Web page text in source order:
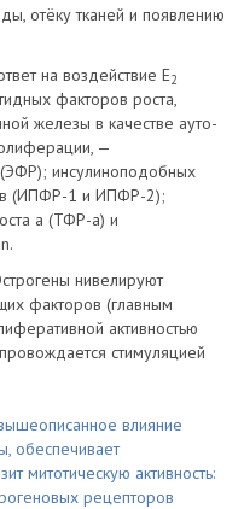
отёку тканей и появлению
на воздействие E2
факторов роста,
железы в качестве ауто-
—
инсулиноподобных
(ИПФР-1 и ИПФР-2);
a (ТФР-a) и
нивелируют
факторов (главным
активностью
стимуляцией
влияние
обеспечивает
митотическую активность:
рецепторов